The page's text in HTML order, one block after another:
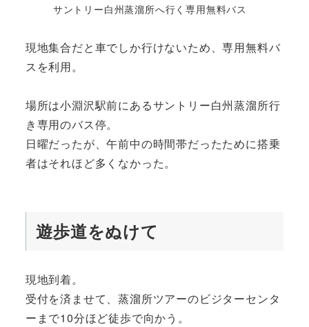
サントリー白州蒸溜所へ行く専用無料バス
現地集合だと車でしか行けないため、専用無料バ
スを利用。
場所は小淵沢駅前にあるサントリー白州蒸溜所行
き専用のバス停。
日曜だったが、午前中の時間帯だったために搭乗
者はそれほど多くなかった。
遊歩道をぬけて
現地到着。
受付を済ませて、蒸溜所ツアーのビジターセンタ
ーまで10分ほど徒歩で向かう。